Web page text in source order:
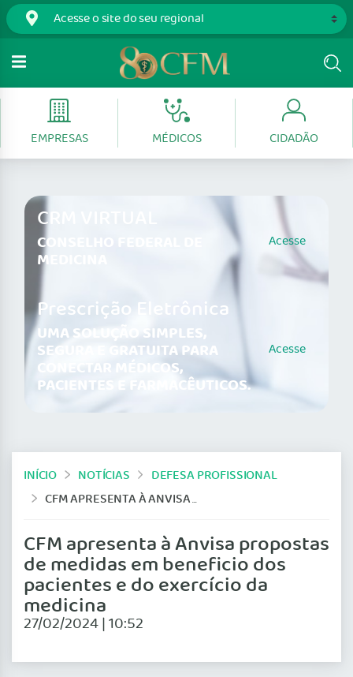
EMPRESAS MÉDICOS CIDADÃO
CRM VIRTUAL
CONSELHO FEDERAL DE
MEDICINA
Acesse
Prescrição Eletrônica
UMA SOLUÇÃO SIMPLES,
SEGURA E GRATUITA PARA
CONECTAR MÉDICOS,
PACIENTES E FARMACÊUTICOS.
Acesse
INÍCIO NOTÍCIAS
DEFESA PROFISSIONAL
CFM APRESENTA À ANVISA PROPOSTAS DE MEDIDAS EM BENEFICIO DOS PACIENTES E DO EXERCÍCIO DA MEDICINA
CFM apresenta à Anvisa propostas
de medidas em beneficio dos
pacientes e do exercício da
medicina
27/02/2024 | 10:52